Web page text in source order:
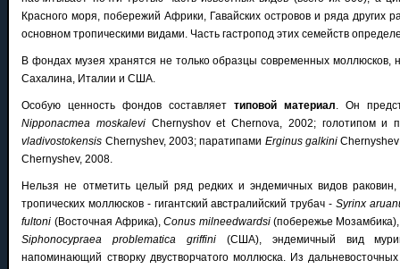
Красного моря, побережий Африки, Гавайских островов и ряда
основном тропическими видами. Часть гастропод этих семейств
В фондах музея хранятся не только образцы современных
Сахалина, Италии и США.
Особую ценность фондов составляеттиповой материал
. Он
Nipponacmea moskalevi Chernyshov et Chernova, 2002; голотипом и
vladivostokensis Chernyshev, 2003; паратипами Erginus galkini
Chernyshev, 2008.
Нельзя не отметить целый ряд редких и эндемичных видов
тропических моллюсков - гигантский австралийский трубач - Syrinx
fultoni (Восточная Африка),Conus milneedwardsi(побережье
Siphonocypraea problematica griffini (США), эндемичный вид
напоминающий створку двустворчатого моллюска. Из